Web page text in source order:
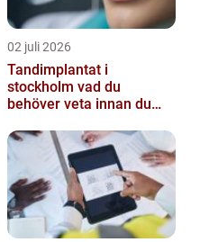
02 juli 2026
Tandimplantat i
stockholm vad du
behöver veta innan du